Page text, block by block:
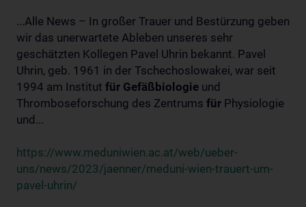
...Alle News – In großer Trauer und Bestürzung geben
wir das unerwartete Ableben unseres sehr
geschätzten Kollegen Pavel Uhrin bekannt. Pavel
Uhrin, geb. 1961 in der Tschechoslowakei, war seit
1994 am Institut für Gefäßbiologie und
Thromboseforschung des Zentrums für Physiologie
und...
https://www.meduniwien.ac.at/web/ueber-
uns/news/2023/jaenner/meduni-wien-trauert-um-
pavel-uhrin/